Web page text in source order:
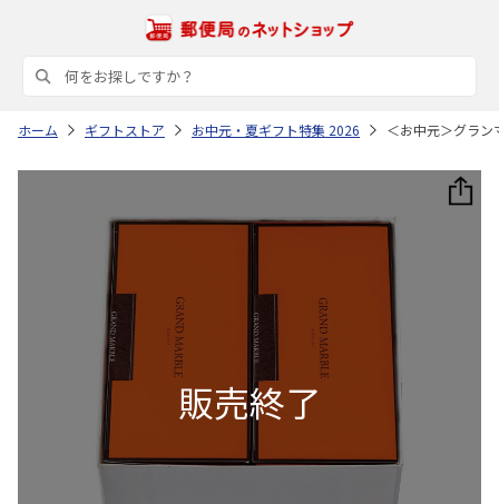
ホーム ギフトストア お中元・夏ギフト特集 2026 ＜お中元＞グラ